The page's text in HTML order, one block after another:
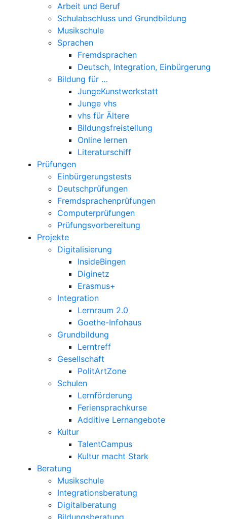
Arbeit und Beruf
Schulabschluss und Grundbildung
Musikschule
Sprachen
Fremdsprachen
Deutsch, Integration, Einbürgerung
Bildung für …
JungeKunstwerkstatt
Junge vhs
vhs für Ältere
Bildungsfreistellung
Online lernen
Literaturschiff
Prüfungen
Einbürgerungstests
Deutschprüfungen
Fremdsprachenprüfungen
Computerprüfungen
Prüfungsvorbereitung
Projekte
Digitalisierung
InsideBingen
Diginetz
Erasmus+
Integration
Lernraum 2.0
Goethe-Infohaus
Grundbildung
Lerntreff
Gesellschaft
PolitArtZone
Schulen
Lernförderung
Feriensprachkurse
Additive Lernangebote
Kultur
TalentCampus
Kultur macht Stark
Beratung
Musikschule
Integrationsberatung
Digitalberatung
Bildungsberatung